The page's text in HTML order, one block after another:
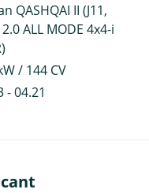
QASHQAI II (J11,
2.0 ALL MODE 4x4-i
/ 144 CV
- 04.21